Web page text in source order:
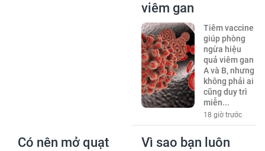
viêm gan
Tiêm vaccine
giúp phòng
ngừa hiệu
quả viêm gan
A và B, nhưng
không phải ai
cũng duy trì
miễn...
18 giờ trước
Có nên mở quạt
Vì sao bạn luôn